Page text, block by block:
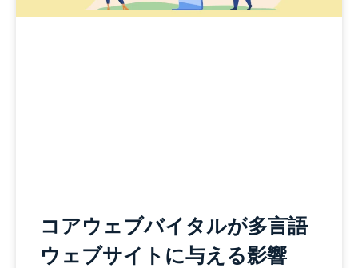
コアウェブバイタルが多言語
ウェブサイトに与える影響